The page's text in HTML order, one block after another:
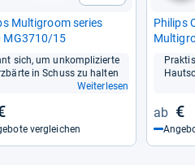
Mul­ti­groom series
MG3710/15
sich, um unkom­pli­zierte
in Schuss zu hal­ten
Weiterlesen
vergleichen
Phi­lips
€